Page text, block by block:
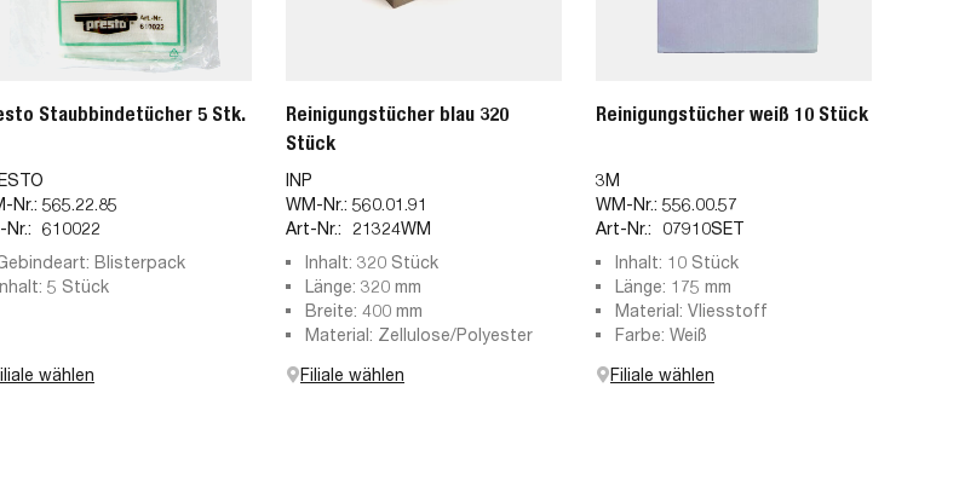
Staubbindetücher 5 Stk.
Nr.: 565.22.85
610022
Blisterpack
5 Stück
wählen
Reinigungstücher blau 320
Stück
INP
WM-Nr.: 560.01.91
Art-Nr.:
21324WM
Inhalt: 320 Stück
Länge: 320 mm
Breite: 400 mm
Material: Zellulose/Polyester
Filiale wählen
Reinigungstücher weiß 10 Stück
3M
WM-Nr.: 556.00.57
Art-Nr.:
07910SET
Inhalt: 10 Stück
Länge: 175 mm
Material: Vliesstoff
Farbe: Weiß
Filiale wählen